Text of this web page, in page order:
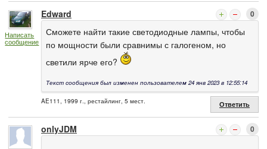
Написать
сообщение
Edward 0
Сможете найти такие светодиодные лампы, чтобы
по мощности были сравнимы с галогеном, но
светили ярче его?
Текст сообщения был изменен пользователем 24 янв 2023 в 12:55:14
AE111, 1999 г., рестайлинг, 5 мест. Ответить
onlyJDM 0